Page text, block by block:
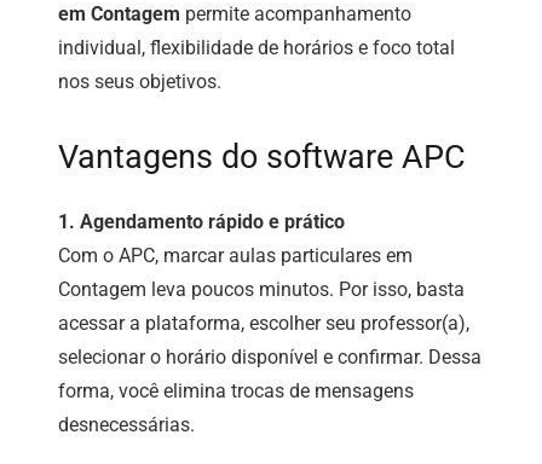
em Contagem permite acompanhamento
individual, flexibilidade de horários e foco total
nos seus objetivos.
Vantagens do software APC
1. Agendamento rápido e prático
Com o APC, marcar aulas particulares em
Contagem leva poucos minutos. Por isso, basta
acessar a plataforma, escolher seu professor(a),
selecionar o horário disponível e confirmar. Dessa
forma, você elimina trocas de mensagens
desnecessárias.